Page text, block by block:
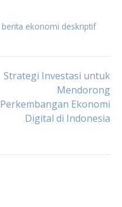
berita ekonomi deskriptif
Strategi Investasi untuk
Mendorong
Perkembangan Ekonomi
Digital di Indonesia